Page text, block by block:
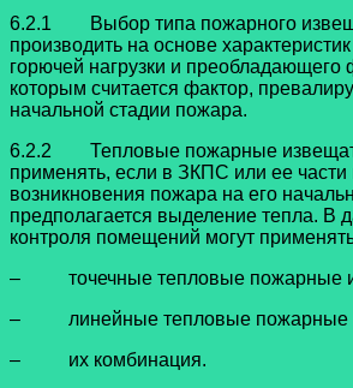
6.2.1 Выбор типа пожарного
производить на основе
горючей нагрузки и преобладающего
которым считается фактор,
начальной стадии пожара.
6.2.2 Тепловые пожарные
применять, если в ЗКПС или ее части
возникновения пожара на его
предполагается выделение тепла. В
контроля помещений могут
– точечные тепловые пожарные
– линейные тепловые пожарные
– их комбинация.